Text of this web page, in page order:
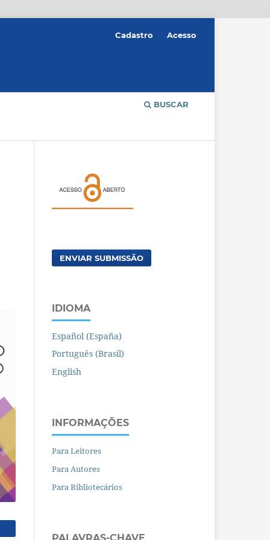
BUSCAR
Cadastro Acesso
ENVIAR SUBMISSÃO
IDIOMA
Español (España)
Português (Brasil)
English
INFORMAÇÕES
Para Leitores
Para Autores
Para Bibliotecários